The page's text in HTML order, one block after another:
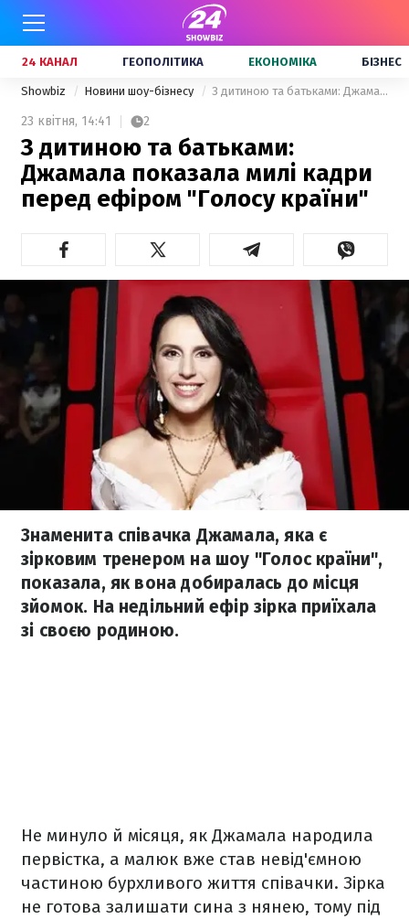
24 КАНАЛ ГЕОПОЛІТИКА ЕКОНОМІКА БІЗНЕС
Showbiz Новини шоу-бізнесу З дитиною та батьками: Джамала показала милі кадри перед ефіром "Голосу країни"
23 квітня, 14:41 2
З дитиною та батьками:
Джамала показала милі кадри
перед ефіром "Голосу країни"
Знаменита співачка Джамала, яка є
зірковим тренером на шоу "Голос країни",
показала, як вона добиралась до місця
зйомок. На недільний ефір зірка приїхала
зі своєю родиною.
Не минуло й місяця, як Джамала народила
первістка, а малюк вже став невід'ємною
частиною бурхливого життя співачки. Зірка
не готова залишати сина з нянею, тому під